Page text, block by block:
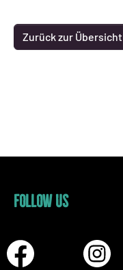
Zurück zur Übersicht
FOLLOW US